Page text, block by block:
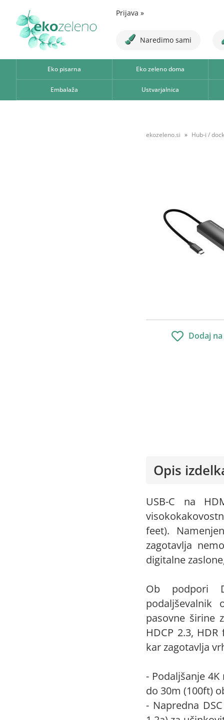
Prijava »
Naredimo sami
Eko pisarna Eko zeleno doma
Embalaža Ustvarjalnica
ekozeleno.si Hub-i /
Dodaj
Opis
USB-C na
feet).
zagotavlja
digitalne
Ob podpori
pasovne širine
HDCP 2.3,
kar zagotavlja
- Podaljšanje
do 30m (100ft)
- Napredna